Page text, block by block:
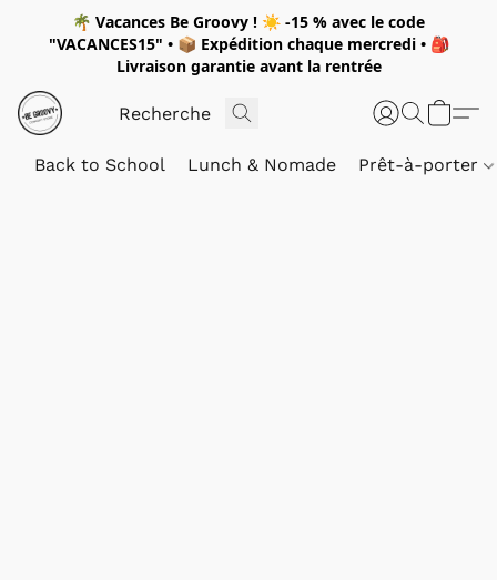
🌴 Vacances Be Groovy ! ☀️ -15 % avec le code
"VACANCES15" • 📦 Expédition chaque mercredi• 🎒
Livraison garantie avant la rentrée
Back to School Lunch & Nomade Prêt-à-porter